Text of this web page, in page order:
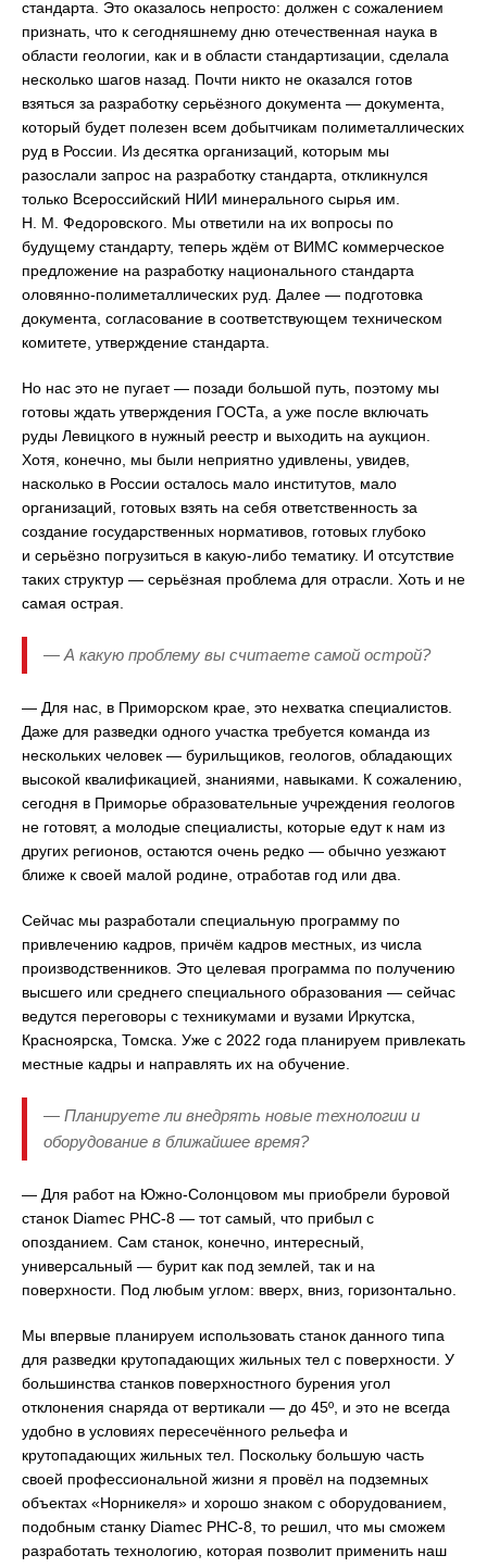
стандарта. Это оказалось непросто: должен с сожалением
признать, что к сегодняшнему дню отечественная наука в
области геологии, как и в области стандартизации, сделала
несколько шагов назад. Почти никто не оказался готов
взяться за разработку серьёзного документа — документа,
который будет полезен всем добытчикам полиметаллических
руд в России. Из десятка организаций, которым мы
разослали запрос на разработку стандарта, откликнулся
только Всероссийский НИИ минерального сырья им.
Н. М. Федоровского. Мы ответили на их вопросы по
будущему стандарту, теперь ждём от ВИМС коммерческое
предложение на разработку национального стандарта
оловянно-полиметаллических руд. Далее — подготовка
документа, согласование в соответствующем техническом
комитете, утверждение стандарта.
Но нас это не пугает — позади большой путь, поэтому мы
готовы ждать утверждения ГОСТа, а уже после включать
руды Левицкого в нужный реестр и выходить на аукцион.
Хотя, конечно, мы были неприятно удивлены, увидев,
насколько в России осталось мало институтов, мало
организаций, готовых взять на себя ответственность за
создание государственных нормативов, готовых глубоко
и серьёзно погрузиться в какую-либо тематику. И отсутствие
таких структур — серьёзная проблема для отрасли. Хоть и не
самая острая.
— А какую проблему вы считаете самой острой?
— Для нас, в Приморском крае, это нехватка специалистов.
Даже для разведки одного участка требуется команда из
нескольких человек — бурильщиков, геологов, обладающих
высокой квалификацией, знаниями, навыками. К сожалению,
сегодня в Приморье образовательные учреждения геологов
не готовят, а молодые специалисты, которые едут к нам из
других регионов, остаются очень редко — обычно уезжают
ближе к своей малой родине, отработав год или два.
Сейчас мы разработали специальную программу по
привлечению кадров, причём кадров местных, из числа
производственников. Это целевая программа по получению
высшего или среднего специального образования — сейчас
ведутся переговоры с техникумами и вузами Иркутска,
Красноярска, Томска. Уже с 2022 года планируем привлекать
местные кадры и направлять их на обучение.
— Планируете ли внедрять новые технологии и
оборудование в ближайшее время?
— Для работ на Южно-Солонцовом мы приобрели буровой
станок Diamec PHC-8 — тот самый, что прибыл с
опозданием. Сам станок, конечно, интересный,
универсальный — бурит как под землей, так и на
поверхности. Под любым углом: вверх, вниз, горизонтально.
Мы впервые планируем использовать станок данного типа
для разведки крутопадающих жильных тел с поверхности. У
большинства станков поверхностного бурения угол
отклонения снаряда от вертикали — до 45º, и это не всегда
удобно в условиях пересечённого рельефа и
крутопадающих жильных тел. Поскольку большую часть
своей профессиональной жизни я провёл на подземных
объектах «Норникеля» и хорошо знаком с оборудованием,
подобным станку Diamec PHC-8, то решил, что мы сможем
разработать технологию, которая позволит применить наш